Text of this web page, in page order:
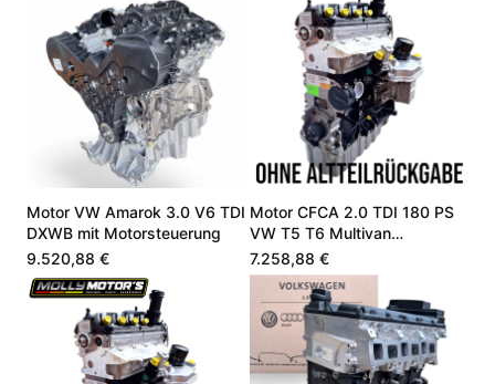
Motor VW Amarok 3.0 V6 TDI
DXWB mit Motorsteuerung
9.520,88 €
Motor CFCA 2.0 TDI 180 PS
VW T5 T6 Multivan
Transporter Neu
7.258,88 €